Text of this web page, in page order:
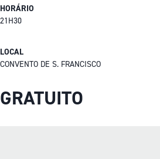
HORÁRIO
21H30
LOCAL
CONVENTO DE S. FRANCISCO
GRATUITO